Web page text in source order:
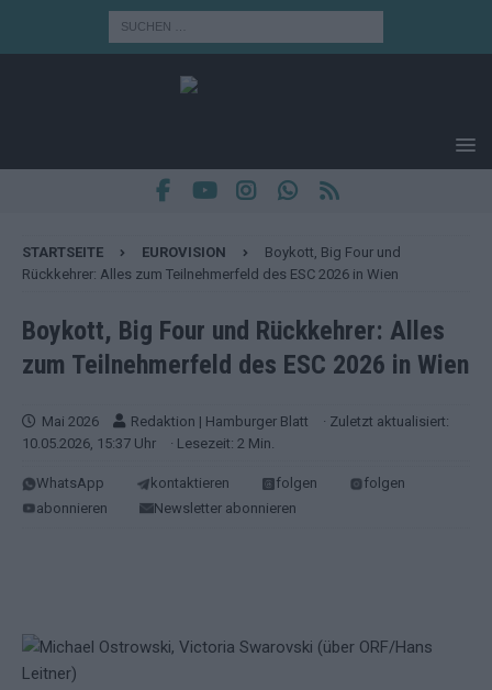
STARTSEITE EUROVISION
Boykott, Big Four und
Rückkehrer: Alles zum Teilnehmerfeld des ESC 2026 in Wien
Boykott, Big Four und Rückkehrer: Alles
zum Teilnehmerfeld des ESC 2026 in Wien
Mai 2026 Redaktion | Hamburger Blatt
· Zuletzt aktualisiert:
10.05.2026, 15:37 Uhr
· Lesezeit: 2 Min.
WhatsApp kontaktieren folgen
folgen
abonnieren
Newsletter abonnieren